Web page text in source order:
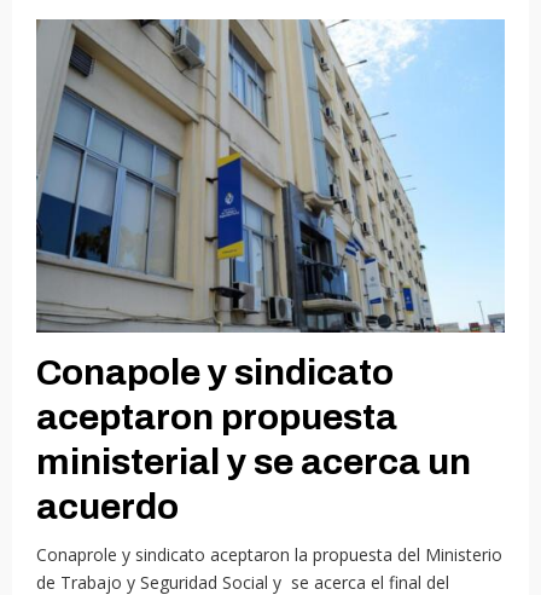
Conapole y sindicato
aceptaron propuesta
ministerial y se acerca un
acuerdo
Conaprole y sindicato aceptaron la propuesta del Ministerio
de Trabajo y Seguridad Social y se acerca el final del